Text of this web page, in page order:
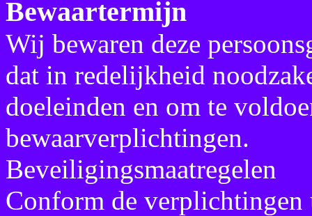
Bewaartermijn
Wij bewaren deze
dat in redelijkheid
doeleinden en om te
bewaarverplichtingen.
Beveiligingsmaatregelen
Conform de